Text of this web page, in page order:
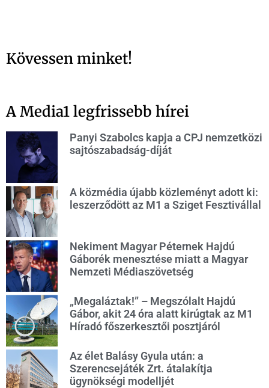
Kövessen minket!
A Media1 legfrissebb hírei
Panyi Szabolcs kapja a CPJ nemzetközi
sajtószabadság-díját
A közmédia újabb közleményt adott ki:
leszerződött az M1 a Sziget Fesztivállal
Nekiment Magyar Péternek Hajdú
Gáborék menesztése miatt a Magyar
Nemzeti Médiaszövetség
„Megaláztak!” – Megszólalt Hajdú
Gábor, akit 24 óra alatt kirúgtak az M1
Híradó főszerkesztői posztjáról
Az élet Balásy Gyula után: a
Szerencsejáték Zrt. átalakítja
ügynökségi modelljét